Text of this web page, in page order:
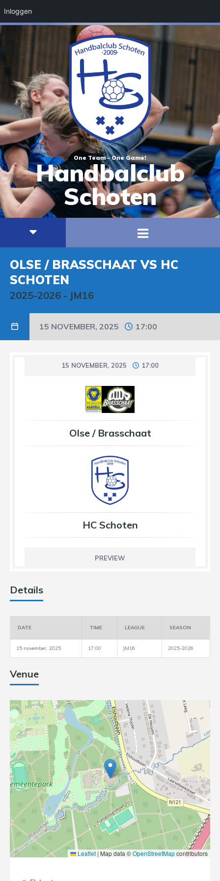
One Team - One Game!
Handbalclub
Schoten
OLSE / BRASSCHAAT VS HC
SCHOTEN
2025-2026 - JM16
15 NOVEMBER, 2025 17:00
15 NOVEMBER, 2025 17:00
Olse / Brasschaat
HC Schoten
PREVIEW
Details
DATE TIME LEAGUE SEASON
15 november, 2025 17:00 JM16 2025-2026
Venue
Leaflet | Map data ©OpenStreetMapcontributors
Inloggen